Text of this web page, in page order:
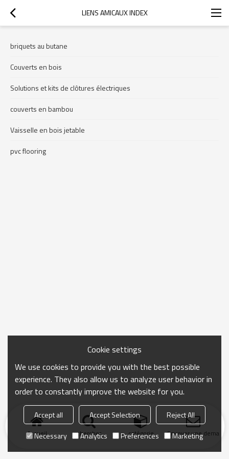
LIENS AMICAUX INDEX
briquets au butane
Couverts en bois
Solutions et kits de clôtures électriques
couverts en bambou
Vaisselle en bois jetable
pvc flooring
Accueil chercher catégorie Envoyer une
Cookie settings
We use cookies to provide you with the best possible
experience. They also allow us to analyze user behavior in
order to constantly improve the website for you.
Accept all Accept Selection
Reject All
Necessary
Analytics Preferences Marketing